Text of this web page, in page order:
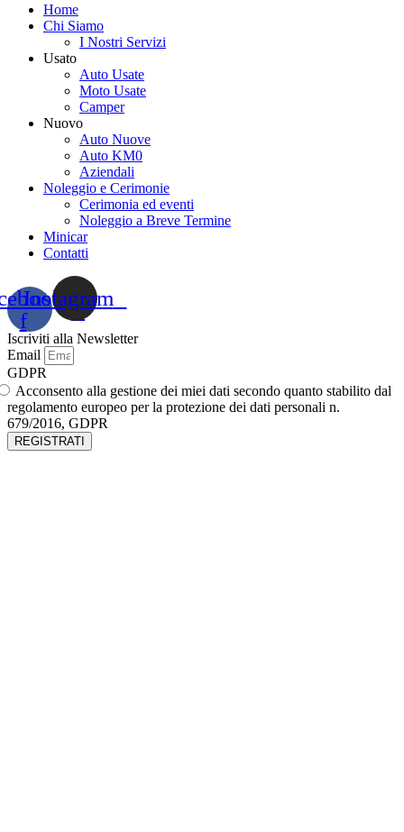
Home
Chi Siamo
I Nostri Servizi
Usato
Auto Usate
Moto Usate
Camper
Nuovo
Auto Nuove
Auto KM0
Aziendali
Noleggio e Cerimonie
Cerimonia ed eventi
Noleggio a Breve Termine
Minicar
Contatti
f
Instagram
Iscriviti alla Newsletter
Email
GDPR
Acconsento alla gestione dei miei dati secondo quanto stabilito dal
regolamento europeo per la protezione dei dati personali n.
679/2016, GDPR
REGISTRATI